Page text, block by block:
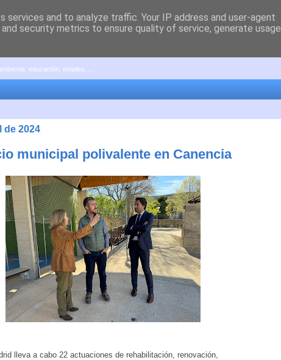
educación, empleo, ...
de 2024
municipal polivalente en Canencia
lleva a cabo 22 actuaciones de rehabilitación, renovación,
and to analyze traffic. Your IP address and user-agent
security metrics to ensure quality of service, generate usage